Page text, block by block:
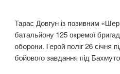
Тарас Довгун із позивним
батальйону 125 окремої
оборони. Герой поліг 26 січня
бойового завдання під